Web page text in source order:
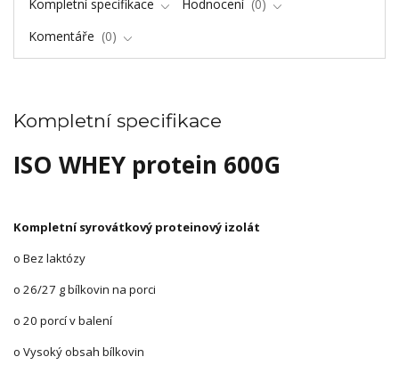
Kompletní specifikace Hodnocení
0
Komentáře
0
Kompletní specifikace
ISO WHEY protein 600G
Kompletní syrovátkový proteinový izolát
o Bez laktózy
o 26/27 g bílkovin na porci
o 20 porcí v balení
o Vysoký obsah bílkovin